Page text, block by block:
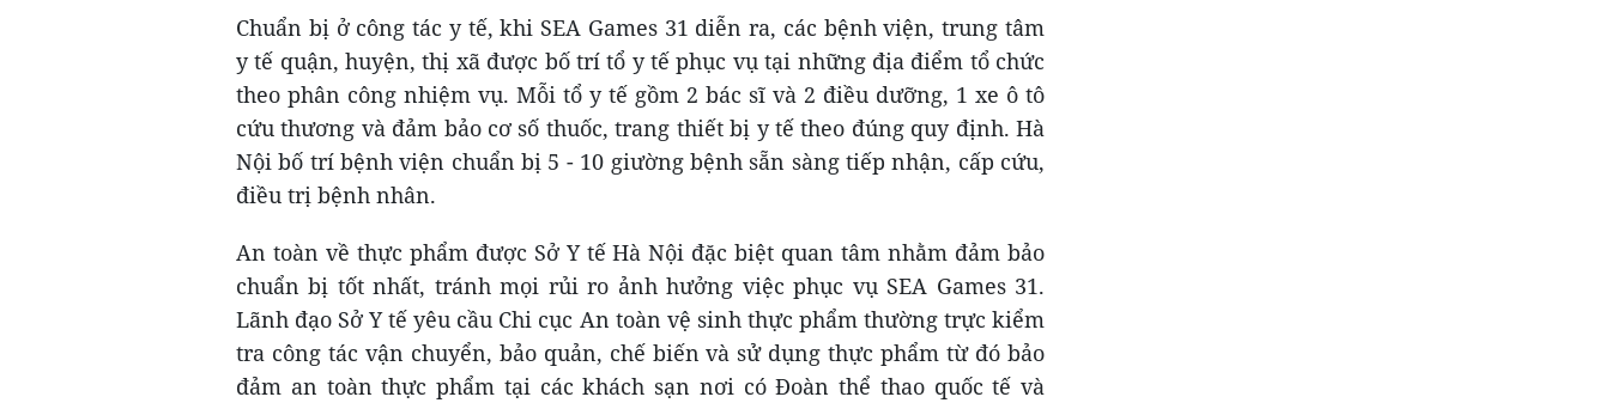
Chuẩn bị ở công tác y tế, khi SEA Games 31 diễn ra, các bệnh viện, trung tâm
y tế quận, huyện, thị xã được bố trí tổ y tế phục vụ tại những địa điểm tổ chức
theo phân công nhiệm vụ. Mỗi tổ y tế gồm 2 bác sĩ và 2 điều dưỡng, 1 xe ô tô
cứu thương và đảm bảo cơ số thuốc, trang thiết bị y tế theo đúng quy định. Hà
Nội bố trí bệnh viện chuẩn bị 5 - 10 giường bệnh sẵn sàng tiếp nhận, cấp cứu,
điều trị bệnh nhân.
An toàn về thực phẩm được Sở Y tế Hà Nội đặc biệt quan tâm nhằm đảm bảo
chuẩn bị tốt nhất, tránh mọi rủi ro ảnh hưởng việc phục vụ SEA Games 31.
Lãnh đạo Sở Y tế yêu cầu Chi cục An toàn vệ sinh thực phẩm thường trực kiểm
tra công tác vận chuyển, bảo quản, chế biến và sử dụng thực phẩm từ đó bảo
đảm an toàn thực phẩm tại các khách sạn nơi có Đoàn thể thao quốc tế và